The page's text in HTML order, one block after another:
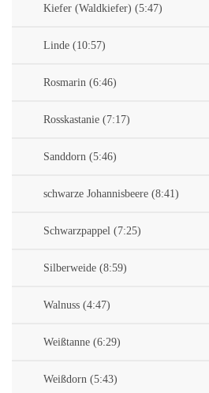
Kiefer (Waldkiefer) (5:47)
Linde (10:57)
Rosmarin (6:46)
Rosskastanie (7:17)
Sanddorn (5:46)
schwarze Johannisbeere (8:41)
Schwarzpappel (7:25)
Silberweide (8:59)
Walnuss (4:47)
Weißtanne (6:29)
Weißdorn (5:43)